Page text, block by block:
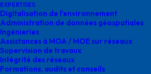
EXPERTISES
Digitalisation de l’environnement
Administration de données géospatiales
Ingénieries
Assistances à MOA / MOE sur réseaux
Supervision de travaux
Intégrité des réseaux
Formations, audits et conseils
Agence Occitanie